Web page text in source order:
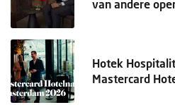
van andere
Hotek
Mastercard